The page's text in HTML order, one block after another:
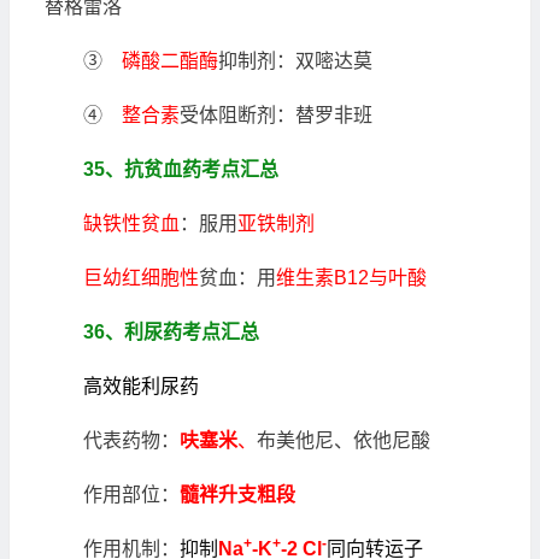
替格雷洛
③ 磷酸二酯酶抑制剂：双嘧达莫
④ 整合素受体阻断剂：替罗非班
35、抗贫血药考点汇总
缺铁性贫血 ：服用 亚铁制剂
巨幼红细胞性贫血：用维生素B12与叶酸
36、利尿药考点汇总
高效能利尿药
代表药物： 呋塞米、 布美他尼、依他尼酸
作用部位： 髓袢升支粗段
作用机制： 抑制 Na+-K+-2 Cl -同向转运子